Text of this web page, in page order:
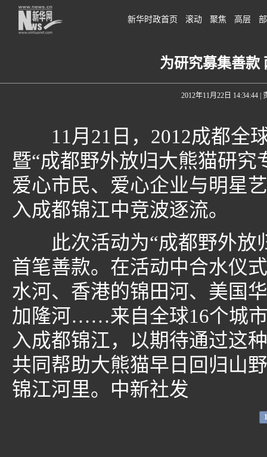
新华时政首页 滚动 聚焦 高层
为研究募集善款
2012年11月22日 14:34:44|
11月21日，2012成都全球
暨“成都野外放归大熊猫研
爱心市民、爱心企业与明星
入成都锦江中竞波逐流。
此次活动为“成都野外放
首笔善款。在活动中合水仪
水河、香港的锦田河、美国
加隆河……来自全球16个城
入成都锦江，以期待通过这
共同帮助大熊猫早日回归山
锦江河里。中新社发
1